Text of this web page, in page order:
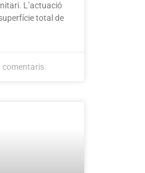
L’actuació
total de
comentaris